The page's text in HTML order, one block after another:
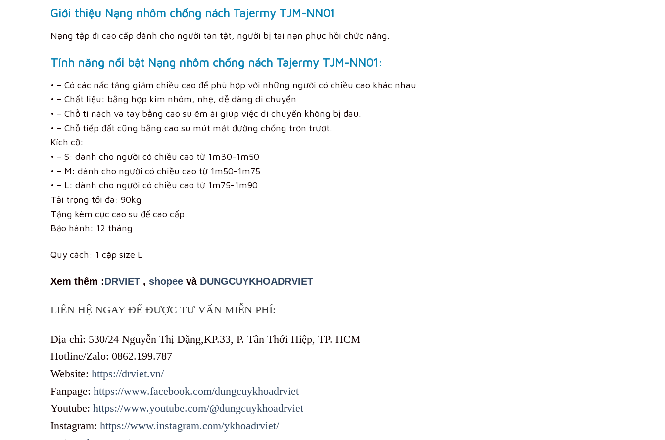
Giới thiệu Nạng nhôm chống nách Tajermy TJM-NN01
Nạng tập đi cao cấp dành cho người tàn tật, người bị tai nạn phục hồi chức năng.
Tính năng nổi bật Nạng nhôm chống nách Tajermy TJM-NN01:
• – Có các nấc tăng giảm chiều cao để phù hợp với những người có chiều cao khác nhau
• – Chất liệu: bằng hợp kim nhôm, nhẹ, dễ dàng di chuyển
• – Chỗ tì nách và tay bằng cao su êm ái giúp việc di chuyển không bị đau.
• – Chỗ tiếp đất cũng bằng cao su mút mặt đường chống trơn trượt.
Kích cỡ:
• – S: dành cho người có chiều cao từ 1m30-1m50
• – M: dành cho người có chiều cao từ 1m50-1m75
• – L: dành cho người có chiều cao từ 1m75-1m90
Tải trọng tối đa: 90kg
Tặng kèm cục cao su đế cao cấp
Bảo hành: 12 tháng
Quy cách: 1 cặp size L
Xem thêm :DRVIET , shopee và DUNGCUYKHOADRVIET
LIÊN HỆ NGAY ĐỂ ĐƯỢC TƯ VẤN MIỄN PHÍ:
Địa chỉ: 530/24 Nguyễn Thị Đặng,KP.33, P. Tân Thới Hiệp, TP. HCM
Hotline/Zalo: 0862.199.787
Website: https://drviet.vn/
Fanpage: https://www.facebook.com/dungcuykhoadrviet
Youtube: https://www.youtube.com/@dungcuykhoadrviet
Instagram: https://www.instagram.com/ykhoadrviet/